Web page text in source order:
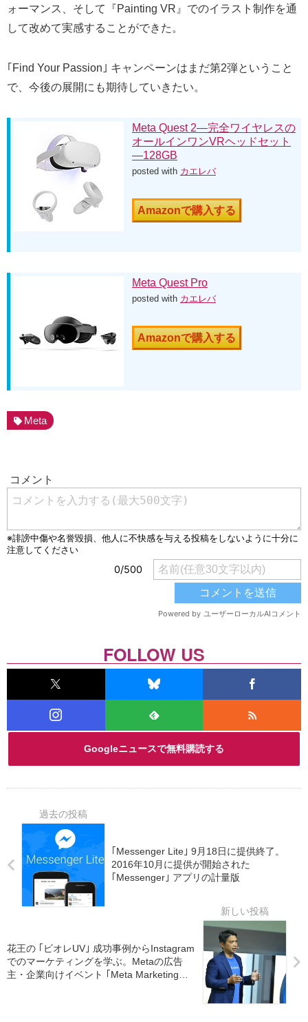
ォーマンス、そして『Painting VR』でのイラスト制作を通
して改めて実感することができた。
｢Find Your Passion｣ キャンペーンはまだ第2弾ということ
で、今後の展開にも期待していきたい。
Meta Quest 2—完全ワイヤレスの
オールインワンVRヘッドセット
—128GB
posted with カエレバ
Amazonで購入する
Meta Quest Pro
posted with カエレバ
Amazonで購入する
Meta
Googleニュースで無料購読する
FOLLOW US
｢Messenger Lite｣ 9月18日に提供終了。
2016年10月に提供が開始された
｢Messenger｣ アプリの計量版
花王の ｢ビオレUV｣ 成功事例からInstagram
でのマーケティングを学ぶ。Metaの広告
主・企業向けイベント ｢Meta Marketing